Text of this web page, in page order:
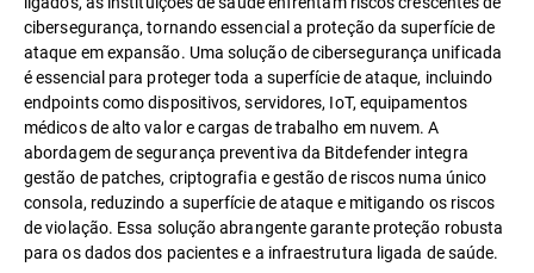
cibersegurança, tornando essencial a proteção da superfície de
ataque em expansão. Uma solução de cibersegurança unificada
é essencial para proteger toda a superfície de ataque, incluindo
endpoints como dispositivos, servidores, IoT, equipamentos
médicos de alto valor e cargas de trabalho em nuvem. A
abordagem de segurança preventiva da Bitdefender integra
gestão de patches, criptografia e gestão de riscos numa único
consola, reduzindo a superfície de ataque e mitigando os riscos
de violação. Essa solução abrangente garante proteção robusta
para os dados dos pacientes e a infraestrutura ligada de saúde.